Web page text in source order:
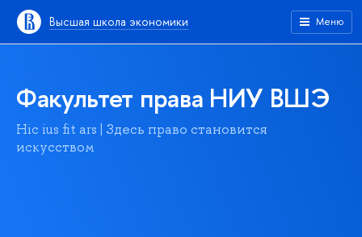
Высшая школа экономики Меню
Факультет права НИУ ВШЭ
Hic ius fit ars | Здесь право становится
искусством